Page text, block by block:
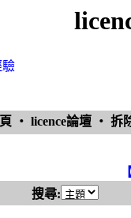
‧ licence論壇 ‧ 拆
搜尋: